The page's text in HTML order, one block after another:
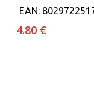
EAN:
4.80 €